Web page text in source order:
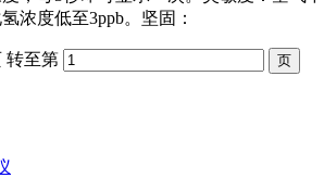
浓度低至3ppb。坚固：
转至第